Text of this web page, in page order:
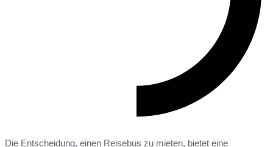
Die Entscheidung, einen Reisebus zu mieten, bietet eine